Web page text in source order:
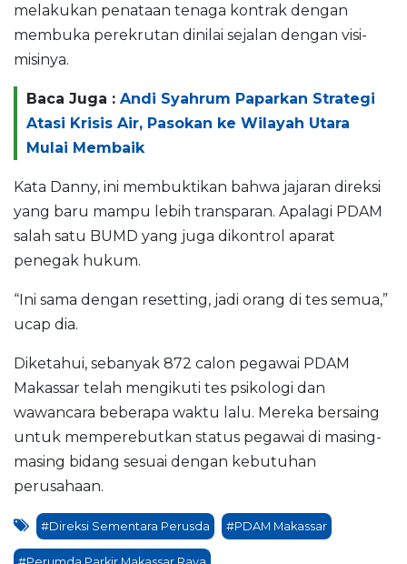
melakukan penataan tenaga kontrak dengan
membuka perekrutan dinilai sejalan dengan visi-
misinya.
Baca Juga : Andi Syahrum Paparkan Strategi
Atasi Krisis Air, Pasokan ke Wilayah Utara
Mulai Membaik
Kata Danny, ini membuktikan bahwa jajaran direksi
yang baru mampu lebih transparan. Apalagi PDAM
salah satu BUMD yang juga dikontrol aparat
penegak hukum.
“Ini sama dengan resetting, jadi orang di tes semua,”
ucap dia.
Diketahui, sebanyak 872 calon pegawai PDAM
Makassar telah mengikuti tes psikologi dan
wawancara beberapa waktu lalu. Mereka bersaing
untuk memperebutkan status pegawai di masing-
masing bidang sesuai dengan kebutuhan
perusahaan.
#Direksi Sementara Perusda #PDAM Makassar